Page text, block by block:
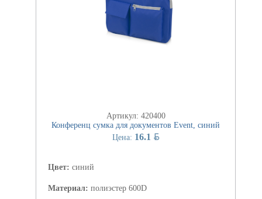
Артикул: 420400
Конференц сумка для документов Event, синий
Цена: 16.1 BYN
Цвет: синий
Материал: полиэстер 600D